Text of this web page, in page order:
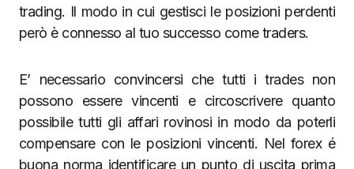
trading. Il modo in cui gestisci le posizioni perdenti
però è connesso al tuo successo come traders.
E’ necessario convincersi che tutti i trades non
possono essere vincenti e circoscrivere quanto
possibile tutti gli affari rovinosi in modo da poterli
compensare con le posizioni vincenti. Nel forex é
buona norma identificare un punto di uscita prima